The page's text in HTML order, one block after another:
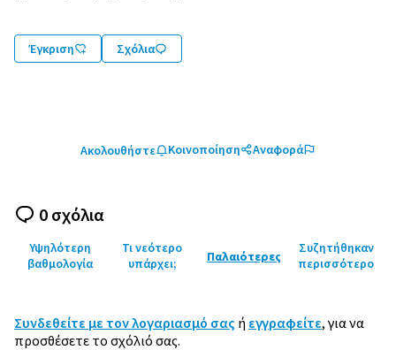
Έγκριση Σχόλια
Ακολουθήστε Κοινοποίηση Αναφορά
0 σχόλια
Υψηλότερη
βαθμολογία
Τι νεότερο
υπάρχει;
Παλαιότερες
Συζητήθηκαν
περισσότερο
Συνδεθείτε με τον λογαριασμό σας ή εγγραφείτε, για να
προσθέσετε το σχόλιό σας.